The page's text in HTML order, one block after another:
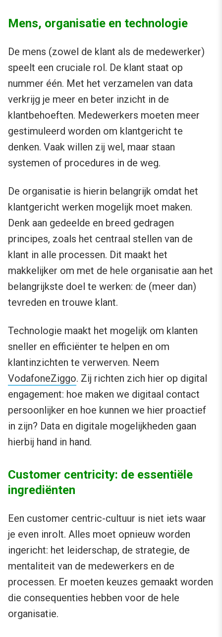
Mens, organisatie en technologie
De mens (zowel de klant als de medewerker)
speelt een cruciale rol. De klant staat op
nummer één. Met het verzamelen van data
verkrijg je meer en beter inzicht in de
klantbehoeften. Medewerkers moeten meer
gestimuleerd worden om klantgericht te
denken. Vaak willen zij wel, maar staan
systemen of procedures in de weg.
De organisatie is hierin belangrijk omdat het
klantgericht werken mogelijk moet maken.
Denk aan gedeelde en breed gedragen
principes, zoals het centraal stellen van de
klant in alle processen. Dit maakt het
makkelijker om met de hele organisatie aan het
belangrijkste doel te werken: de (meer dan)
tevreden en trouwe klant.
Technologie maakt het mogelijk om klanten
sneller en efficiënter te helpen en om
klantinzichten te verwerven. Neem
VodafoneZiggo. Zij richten zich hier op digital
engagement: hoe maken we digitaal contact
persoonlijker en hoe kunnen we hier proactief
in zijn? Data en digitale mogelijkheden gaan
hierbij hand in hand.
Customer centricity: de essentiële
ingrediënten
Een customer centric-cultuur is niet iets waar
je even inrolt. Alles moet opnieuw worden
ingericht: het leiderschap, de strategie, de
mentaliteit van de medewerkers en de
processen. Er moeten keuzes gemaakt worden
die consequenties hebben voor de hele
organisatie.